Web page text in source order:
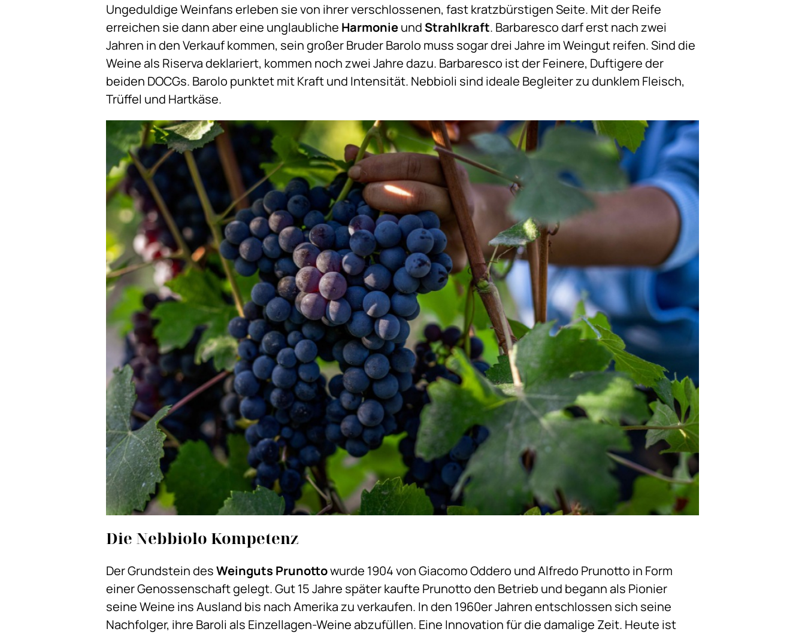
Ungeduldige Weinfans erleben sie von ihrer verschlossenen, fast kratzbürstigen Seite. Mit der Reife
erreichen sie dann aber eine unglaubliche Harmonieund Strahlkraft. Barbaresco darf erst nach zwei
Jahren in den Verkauf kommen, sein großer Bruder Barolo muss sogar drei Jahre im Weingut reifen. Sind die
Weine als Riserva deklariert, kommen noch zwei Jahre dazu. Barbaresco ist der Feinere, Duftigere der
beiden DOCGs. Barolo punktet mit Kraft und Intensität. Nebbioli sind ideale Begleiter zu dunklem Fleisch,
Trüffel und Hartkäse.
Die Nebbiolo Kompetenz
Der Grundstein desWeinguts Prunottowurde 1904 von Giacomo Oddero und Alfredo Prunotto in Form
einer Genossenschaft gelegt. Gut 15 Jahre später kaufte Prunotto den Betrieb und begann als Pionier
seine Weine ins Ausland bis nach Amerika zu verkaufen. In den 1960er Jahren entschlossen sich seine
Nachfolger, ihre Baroli als Einzellagen-Weine abzufüllen. Eine Innovation für die damalige Zeit. Heute ist